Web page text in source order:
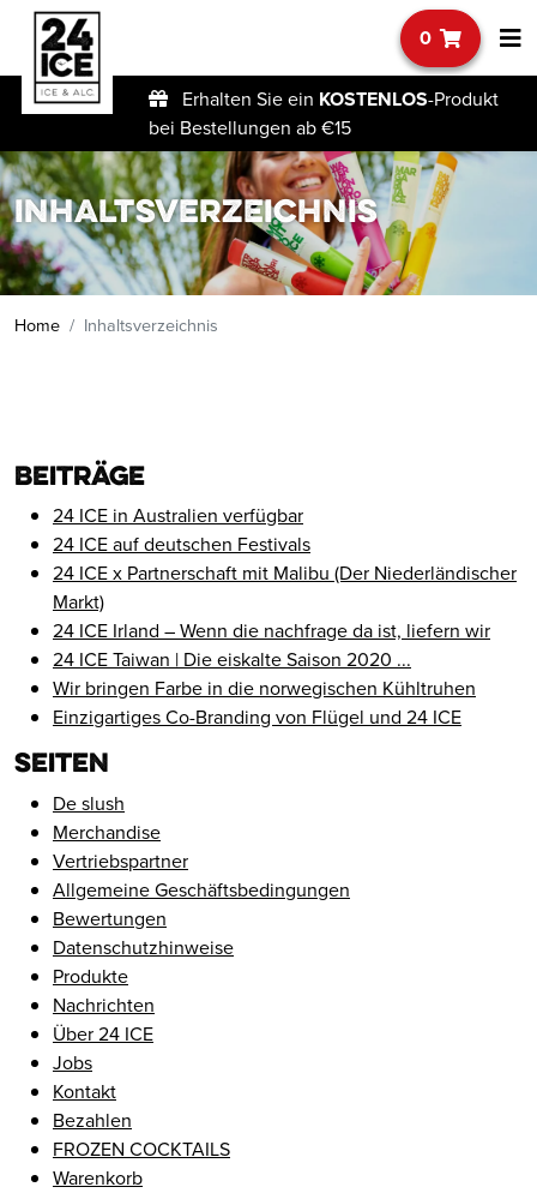
0
Erhalten Sie ein KOSTENLOS-Produkt
bei Bestellungen ab €15
Inhaltsverzeichnis
Home Inhaltsverzeichnis
Beiträge
24 ICE in Australien verfügbar
24 ICE auf deutschen Festivals
24 ICE x Partnerschaft mit Malibu (Der Niederländischer
Markt)
24 ICE Irland – Wenn die nachfrage da ist, liefern wir
24 ICE Taiwan | Die eiskalte Saison 2020 ...
Wir bringen Farbe in die norwegischen Kühltruhen
Einzigartiges Co-Branding von Flügel und 24 ICE
Seiten
De slush
Merchandise
Vertriebspartner
Allgemeine Geschäftsbedingungen
Bewertungen
Datenschutzhinweise
Produkte
Nachrichten
Über 24 ICE
Jobs
Kontakt
Bezahlen
FROZEN COCKTAILS
Warenkorb